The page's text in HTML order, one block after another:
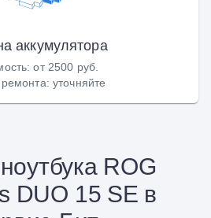
аккумулятора
:от 2500 руб.
: уточняйте
ROG
DUO 15 SE в